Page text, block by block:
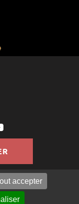
accepter
| Politique de
Gestion des